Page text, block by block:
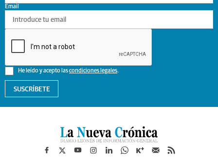
He leído y acepto lascondiciones legales.
Email
SUSCRÍBETE